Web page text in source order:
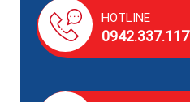
HOTLINE
0942.337.117